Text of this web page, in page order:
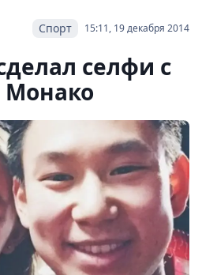
15:11, 19 декабря 2014
Спорт
селфи с
Монако